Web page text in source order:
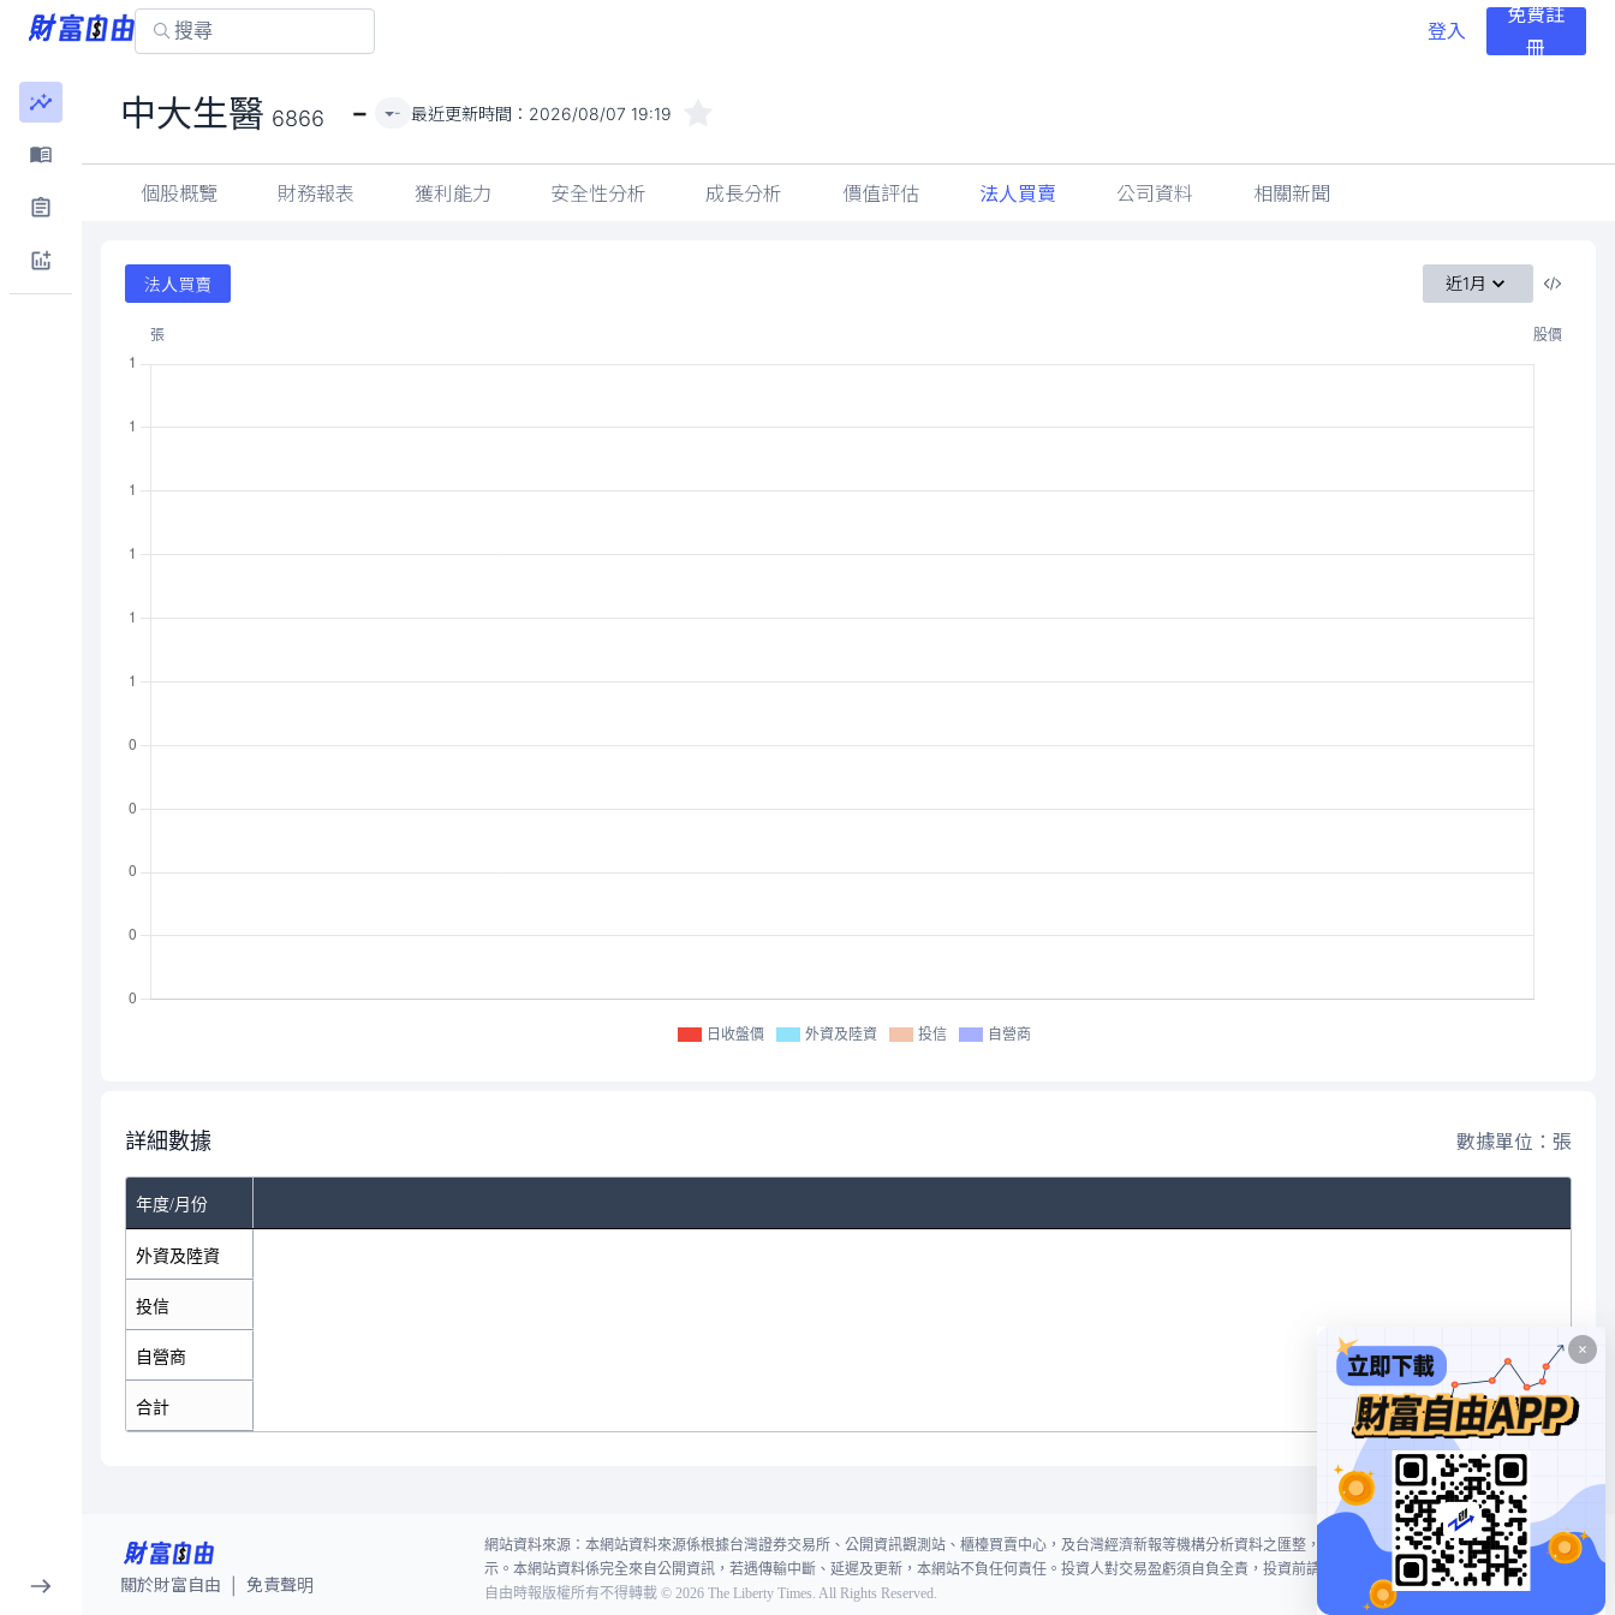
登入
免費註
冊
中大生醫 6866 - - 最近更新時間： 2026/08/07 19:19
個股概覽 財務報表 獲利能力 安全性分析 成長分析 價值評估 法人買賣 公司資料 相關新聞
法人買賣 近1月
日收盤價 外資及陸資 投信 自營商
詳細數據 數據單位：張
年度/月份
外資及陸資
投信
自營商
合計
關於財富自由 免責聲明
網站資料來源：本網站資料來源係根據台灣證券交易所、公開資訊觀測站、櫃檯買賣中心，及台灣經濟新報等機構分析資料之匯整，本網站對投資人買賣不作任何建議或暗
示。本網站資料係完全來自公開資訊，若遇傳輸中斷、延遲及更新，本網站不負任何責任。投資人對交易盈虧須自負全責，投資前請謹慎評估風險。
自由時報版權所有不得轉載 © 2026 The Liberty Times. All Rights Reserved.